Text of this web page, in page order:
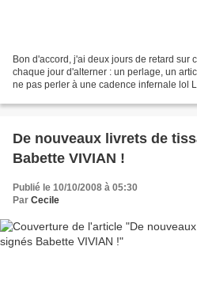
Bon d'accord, j'ai deux jours de retard sur
chaque jour d'alterner : un perlage, un
ne pas perler à une cadence infernale lol
De nouveaux livrets de
Babette VIVIAN !
Publié le 10/10/2008 à 05:30
Par Cecile